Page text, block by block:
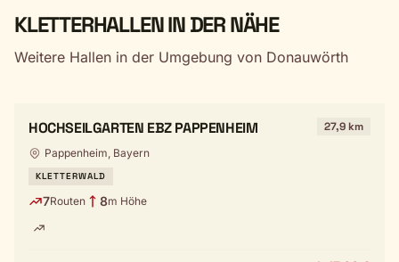
KLETTERHALLEN IN DER NÄHE
Weitere Hallen in der Umgebung von Donauwörth
HOCHSEILGARTEN EBZ PAPPENHEIM 27,9 km
Pappenheim, Bayern
KLETTERWALD
7Routen 8m Höhe